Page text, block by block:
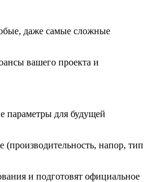
даже самые сложные
вашего проекта и
параметры для будущей
напор, тип
и подготовят официальное